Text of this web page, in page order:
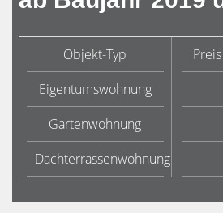
Objekt-Typ
Eigentumswohnung
Gartenwohnung
Dachterrassenwohnung